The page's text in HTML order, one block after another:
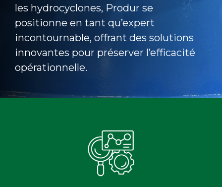
les hydrocyclones, Produr se
positionne en tant qu’expert
incontournable, offrant des solutions
innovantes pour préserver l’efficacité
opérationnelle.